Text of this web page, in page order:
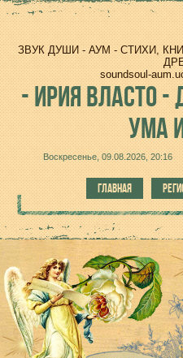
ЗВУК ДУШИ - АУМ - СТИХИ,
soundsoul-
-ИРИЯ ВЛАСТО -
УМА
Воскресенье, 09.08.2026, 20:16
ГЛАВНАЯ